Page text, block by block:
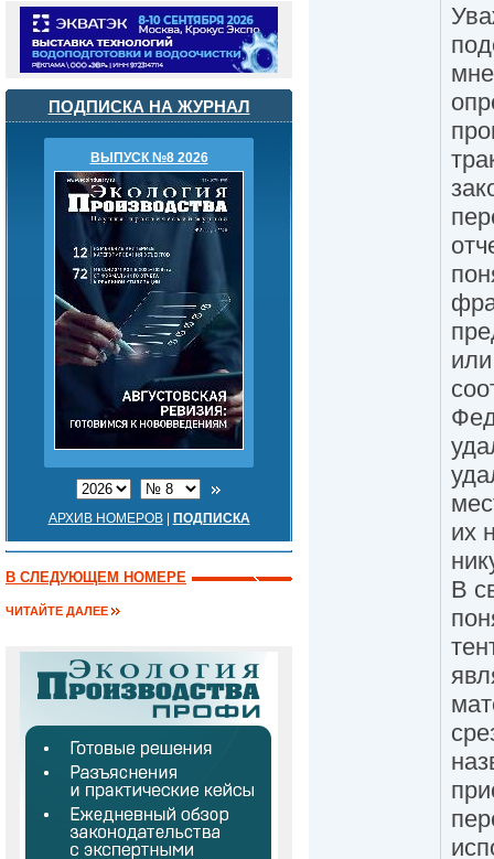
ПОДПИСКА НА ЖУРНАЛ
ВЫПУСК №8 2026
АРХИВ НОМЕРОВ| ПОДПИСКА
В СЛЕДУЮЩЕМ НОМЕРЕ
ЧИТАЙТЕ ДАЛЕЕ
их
В